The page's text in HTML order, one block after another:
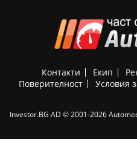
Контакти Екип
Поверителност
Условия
Investor.BG AD © 2001-2026